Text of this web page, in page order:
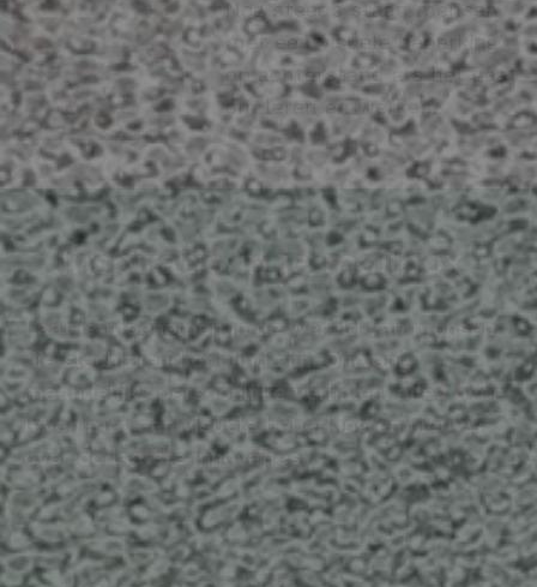
Nog steeds staan mensen
met een visuele beperking
op achterstand als het gaat
om leren en werken.
Inspiratie in je mailbox
Laat je meenemen in de wereld van mensen
die slechtziend of blind zijn. Ontvang
maandelijks persoonlijke verhalen, alles over
leven met een visuele beperking én nieuws
over de laatste innovaties.